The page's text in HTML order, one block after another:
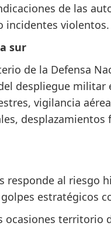
de las
incidentes violentos.
sur
de la Defensa
despliegue militar
vigilancia
responde al riesgo
estratégicos
ocasiones territorio